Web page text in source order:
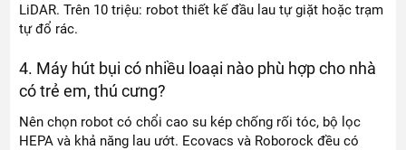
LiDAR. Trên 10 triệu: robot thiết kế đầu lau tự giặt hoặc trạm
tự đổ rác.
4. Máy hút bụi có nhiều loaại nào phù hợp cho nhà
có trẻ em, thú cưng?
Nên chọn robot có chổi cao su kép chống rối tóc, bộ lọc
HEPA và khả năng lau ướt. Ecovacs và Roborock đều có